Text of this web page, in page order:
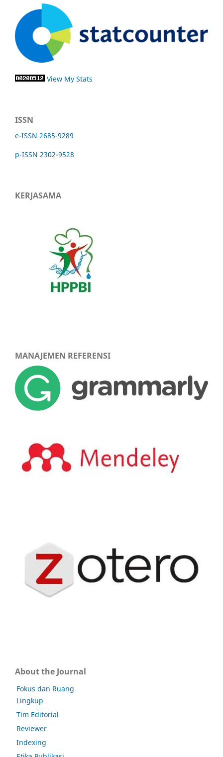
View My Stats
ISSN
e-ISSN 2685-9289
p-ISSN 2302-9528
KERJASAMA
MANAJEMEN REFERENSI
About the Journal
Fokus dan Ruang
Lingkup
Tim Editorial
Reviewer
Indexing